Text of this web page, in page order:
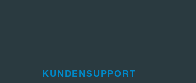
KUNDENSUPPORT